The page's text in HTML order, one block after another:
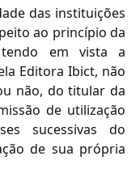
das instituições
ao princípio da
tendo em vista a
Editora Ibict, não
não, do titular da
de utilização
sucessivas do
de sua própria